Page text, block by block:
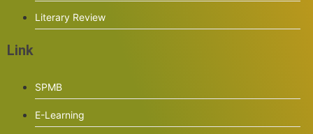
Literary Review
Link
SPMB
E-Learning